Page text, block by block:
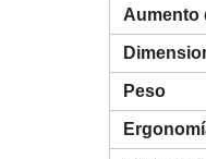
Aumento
Peso